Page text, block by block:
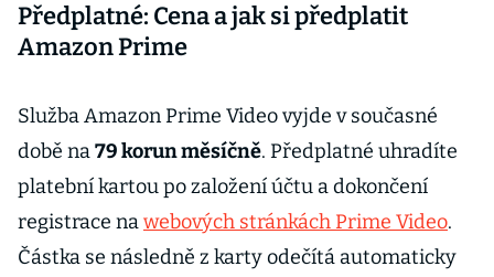
Předplatné: Cena a jak si předplatit
Amazon Prime
Služba Amazon Prime Video vyjde v současné
době na79 korun měsíčně. Předplatné uhradíte
platební kartou po založení účtu a dokončení
registrace nawebových stránkách Prime Video.
Částka se následně z karty odečítá automaticky